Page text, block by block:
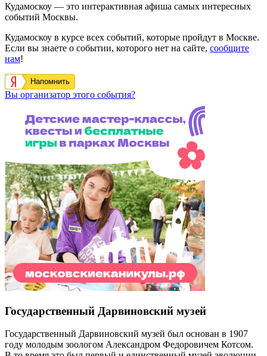
Кудамоскоу — это интерактивная афиша самых интересных
событий Москвы.
Кудамоскоу в курсе всех событий, которые пройдут в Москве.
Если вы знаете о событии, которого нет на сайте, сообщите
нам!
Напомнить
Вы организатор этого события?
Государственный Дарвиновский музей
Государственный Дарвиновский музей был основан в 1907
году молодым зоологом Александром Федоровичем Котсом.